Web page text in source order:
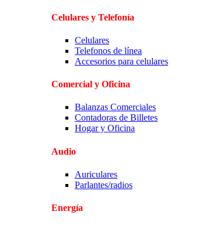
Celulares y Telefonía
Celulares
Telefonos de línea
Accesorios para celulares
Comercial y Oficina
Balanzas Comerciales
Contadoras de Billetes
Hogar y Oficina
Audio
Auriculares
Parlantes/radios
Energía